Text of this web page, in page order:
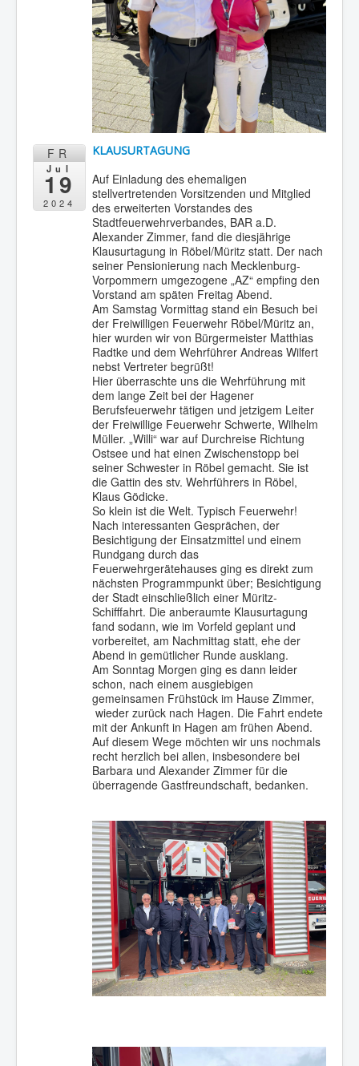
FR
Jul
19
2024
KLAUSURTAGUNG
Auf Einladung des ehemaligen
stellvertretenden Vorsitzenden und Mitglied
des erweiterten Vorstandes des
Stadtfeuerwehrverbandes, BAR a.D.
Alexander Zimmer, fand die diesjährige
Klausurtagung in Röbel/Müritz statt. Der nach
seiner Pensionierung nach Mecklenburg-
Vorpommern umgezogene „AZ“ empfing den
Vorstand am späten Freitag Abend.
Am Samstag Vormittag stand ein Besuch bei
der Freiwilligen Feuerwehr Röbel/Müritz an,
hier wurden wir von Bürgermeister Matthias
Radtke und dem Wehrführer Andreas Wilfert
nebst Vertreter begrüßt!
Hier überraschte uns die Wehrführung mit
dem lange Zeit bei der Hagener
Berufsfeuerwehr tätigen und jetzigem Leiter
der Freiwillige Feuerwehr Schwerte, Wilhelm
Müller. „Willi“ war auf Durchreise Richtung
Ostsee und hat einen Zwischenstopp bei
seiner Schwester in Röbel gemacht. Sie ist
die Gattin des stv. Wehrführers in Röbel,
Klaus Gödicke.
So klein ist die Welt. Typisch Feuerwehr!
Nach interessanten Gesprächen, der
Besichtigung der Einsatzmittel und einem
Rundgang durch das
Feuerwehrgerätehauses ging es direkt zum
nächsten Programmpunkt über; Besichtigung
der Stadt einschließlich einer Müritz-
Schifffahrt. Die anberaumte Klausurtagung
fand sodann, wie im Vorfeld geplant und
vorbereitet, am Nachmittag statt, ehe der
Abend in gemütlicher Runde ausklang.
Am Sonntag Morgen ging es dann leider
schon, nach einem ausgiebigen
gemeinsamen Frühstück im Hause Zimmer,
wieder zurück nach Hagen. Die Fahrt endete
mit der Ankunft in Hagen am frühen Abend.
Auf diesem Wege möchten wir uns nochmals
recht herzlich bei allen, insbesondere bei
Barbara und Alexander Zimmer für die
überragende Gastfreundschaft, bedanken.